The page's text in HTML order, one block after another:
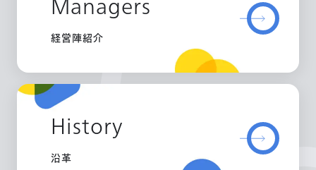
Managers
経営陣紹介
History
沿革